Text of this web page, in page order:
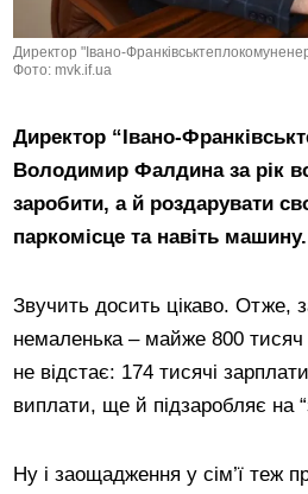
Директор "Івано-
Фото: mvk.if.ua
Директор “Івано-
Володимир Фалдина за рік
заробити, а й роздарувати
паркомісце та навіть машину.
Звучить досить цікаво. Отже,
немаленька – майже 800
не відстає: 174 тисячі
виплати, ще й підзаробляє на
Ну і заощадження у сім’ї теж